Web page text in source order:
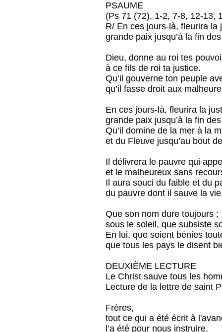
PSAUME
(Ps 71 (72), 1-2, 7-8, 12-13,
R/ En ces jours-là, fleurira la
grande paix jusqu’à la fin
Dieu, donne au roi tes
à ce fils de roi ta justice.
Qu’il gouverne ton peuple
qu’il fasse droit aux
En ces jours-là, fleurira la
grande paix jusqu’à la fin
Qu’il domine de la mer à la
et du Fleuve jusqu’au bout
Il délivrera le pauvre qui
et le malheureux sans
Il aura souci du faible et du
du pauvre dont il sauve la
Que son nom dure toujours ;
sous le soleil, que subsiste
En lui, que soient bénies
que tous les pays le disent
DEUXIÈME LECTURE
Le Christ sauve tous les
Lecture de la lettre de saint
Frères,
tout ce qui a été écrit à
l’a été pour nous instruire,